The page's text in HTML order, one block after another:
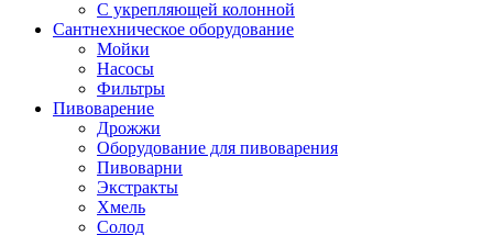
С укрепляющей колонной
Сантнехническое оборудование
Мойки
Насосы
Фильтры
Пивоварение
Дрожжи
Оборудование для пивоварения
Пивоварни
Экстракты
Хмель
Солод